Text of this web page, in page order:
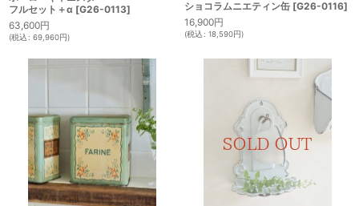
フルセット＋α [G26-0113]
63,600円
(税込: 69,960円)
ショコラムニエティン缶 [G26-0116]
16,900円
(税込: 18,590円)